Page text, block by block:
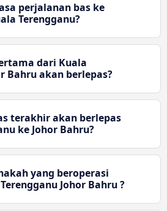
perjalanan bas ke
Terengganu?
dari Kuala
Bahru akan berlepas?
terakhir akan berlepas
ke Johor Bahru?
yang beroperasi
Johor Bahru ?